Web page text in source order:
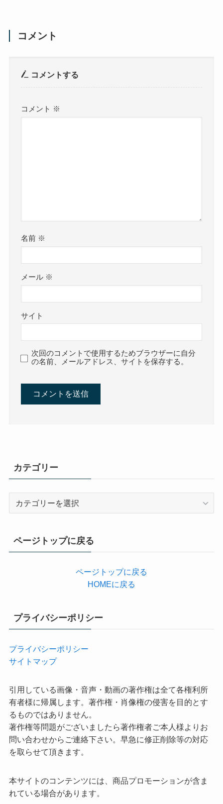
コメント
コメントする
コメント ※
名前 ※
メール ※
サイト
次回のコメントで使用するためブラウザーに自分
の名前、メールアドレス、サイトを保存する。
カテゴリー
ページトップに戻る
ページトップに戻る
HOMEに戻る
プライバシーポリシー
プライバシーポリシー
サイトマップ
引用している画像・音声・動画の著作権は全て各権利所
有者様に帰属します。著作権・肖像権の侵害を目的とす
るものではありません。
著作権等問題がございましたら著作権者ご本人様よりお
問い合わせからご連絡下さい。早急に修正削除等の対応
を取らせて頂きます。
本サイトのコンテンツには、商品プロモーションが含ま
れている場合があります。